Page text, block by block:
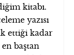
kitabı.
yazısı
ettiği kadar
en baştan